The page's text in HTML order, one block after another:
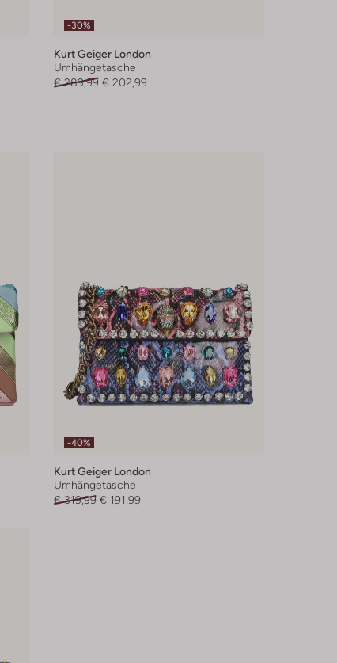
-30%
Kurt Geiger London
Umhängetasche
€ 289,99 € 202,99
-40%
Kurt Geiger London
Umhängetasche
€ 319,99 € 191,99